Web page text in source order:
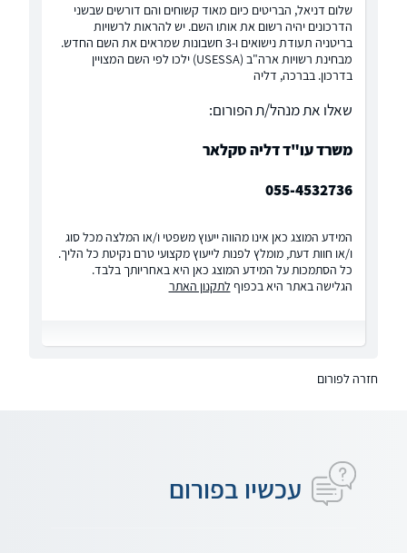
שלום דניאל, הבריטים כיום מאוד קשוחים והם דורשים שבשני
הדרכונים יהיה רשום את אותו השם. יש להראות לרשויות
בריטניה תעודת נישואים ו-3 חשבונות שמראים את השם החדש.
מבחינת רשויות ארה"ב (USESSA) ילכו לפי השם המצויין
בדרכון. בברכה, דליה
שאלו את מנהל/ת הפורום:
משרד עו"ד דליה סקלאר
055-4532736
המידע המוצג כאן אינו מהווה ייעוץ משפטי ו/או המלצה מכל סוג
ו/או חוות דעת, מומלץ לפנות לייעוץ מקצועי טרם נקיטת כל הליך.
כל הסתמכות על המידע המוצג כאן היא באחריותך בלבד.
הגלישה באתר היא בכפוף לתקנון האתר
חזרה לפורום
עכשיו בפורום